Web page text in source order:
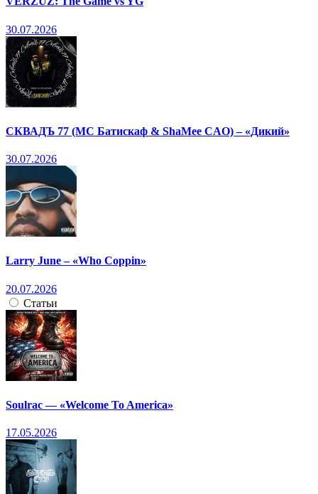
30.07.2026
СКВАДЪ 77 (МС Батискаф & ShaMee CAO) – «Дикий»
30.07.2026
Larry June – «Who Coppin»
20.07.2026
Статьи
Soulrac — «Welcome To America»
17.05.2026